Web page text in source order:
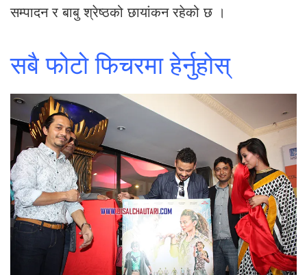
सम्पादन र बाबु श्रेष्ठको छायांकन रहेको छ ।
सबै फोटो फिचरमा हेर्नुहोस्